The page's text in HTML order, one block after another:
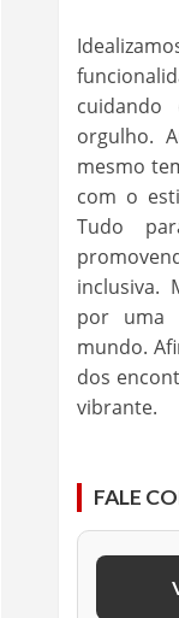
orgulho.
mesmo
com o
Tudo
inclusiva.
por uma
mundo.
dos
vibrante.
FALE